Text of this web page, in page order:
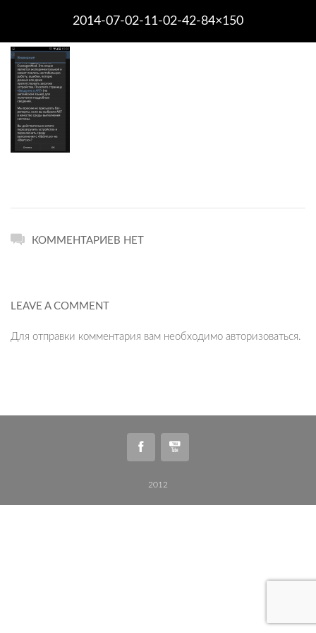
2014-07-02-11-02-42-84×150
КОММЕНТАРИЕВ НЕТ
LEAVE A COMMENT
Для отправки комментария вам необходимо авторизоваться.
2012